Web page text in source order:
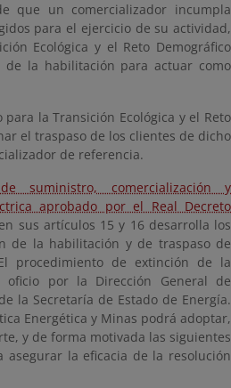
que un comercializador incumpla
para el ejercicio de su actividad,
Ecológica y el Reto Demográfico
la habilitación para actuar como
la Transición Ecológica y el Reto
el traspaso de los clientes de dicho
de referencia.
suministro, comercialización y
aprobado por el Real Decreto
sus artículos 15 y 16 desarrolla los
de la habilitación y de traspaso de
procedimiento de extinción de la
por la Dirección General de
la Secretaría de Estado de Energía.
Energética y Minas podrá adoptar,
y de forma motivada las siguientes
asegurar la eficacia de la resolución